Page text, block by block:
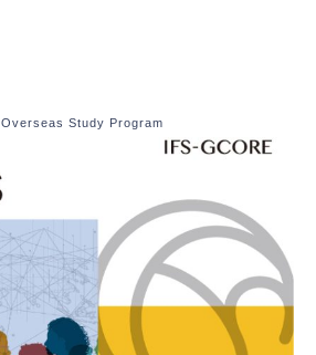
Overseas Study Program